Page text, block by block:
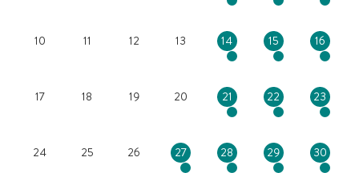
10 11 12 13 14 15 16
17 18 19 20 21 22 23
24 25 26 27 28 29 30